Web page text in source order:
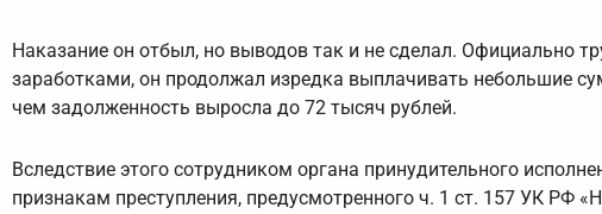
Наказание он отбыл, но выводов так и не сделал. Официально
заработками, он продолжал изредка выплачивать небольшие
чем задолженность выросла до 72 тысяч рублей.
Вследствие этого сотрудником органа принудительного
признакам преступления, предусмотренного ч. 1 ст. 157 УК РФ